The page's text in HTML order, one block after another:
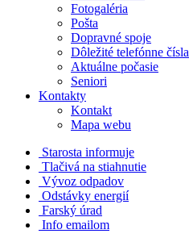
Fotogaléria
Pošta
Dopravné spoje
Dôležité telefónne čísla
Aktuálne počasie
Seniori
Kontakty
Kontakt
Mapa webu
Starosta informuje
Tlačivá na stiahnutie
Vývoz odpadov
Odstávky energií
Farský úrad
Info emailom